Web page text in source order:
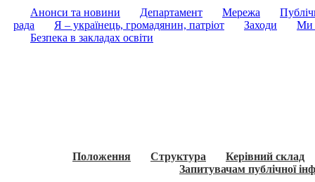
Анонси та новини Департамент Мережа
рада
Я – українець, громадянин, патріот Заходи
Ми
Безпека в закладах освіти
Положення Структура
Керівний склад
Запитувачам публічної